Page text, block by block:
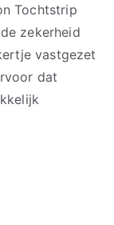
Tochtstrip
zekerheid
vastgezet
dat